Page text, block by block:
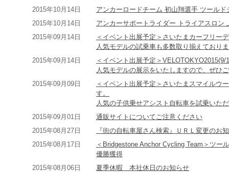
2015年10月14日
アンカーロードチーム 初山翔選手 ツール
2015年10月14日
アンカーサポートライダー トライアスロン
2015年09月14日
＜イベント出展予定＞さいたまカーフリー
人気モデルの試乗車も多数取り揃えており
2015年09月14日
＜イベント出展予定＞
人気モデルの展示をいたしますので、ぜひ
2015年09月09日
＜イベント出展予定＞さいたまスマイルウ
す。
人気の子供乗せアシスト自転車を試乗いた
2015年09月01日
通販サイトについてご注意ください
2015年08月27日
『街の自転車屋さん検索』ＵＲＬ変更のお
2015年08月17日
＜Bridgestone Anchor Cycling Team＞ツー
優勝獲得
2015年08月06日
夏季休暇 本社休日のお知らせ